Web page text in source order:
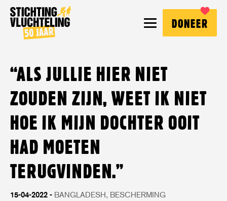
DONEER
“ALS JULLIE HIER NIET
ZOUDEN ZIJN, WEET IK NIET
HOE IK MIJN DOCHTER OOIT
HAD MOETEN
TERUGVINDEN.”
15-04-2022 BANGLADESH BESCHERMING